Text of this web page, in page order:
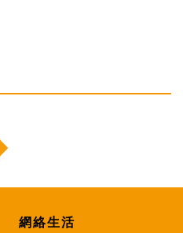
網絡生活